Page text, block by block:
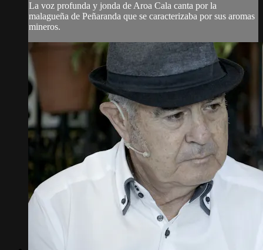
La voz profunda y jonda de Aroa Cala canta por la
malagueña de Peñaranda que se caracterizaba por sus aromas
mineros.